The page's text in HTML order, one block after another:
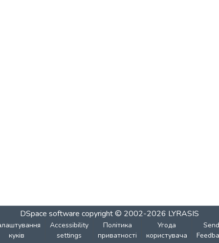
DSpace software copyright © 2002-2026 LYRASIS
куків
Accessibility
settings
Політика
приватності
Угода
користувача
Send